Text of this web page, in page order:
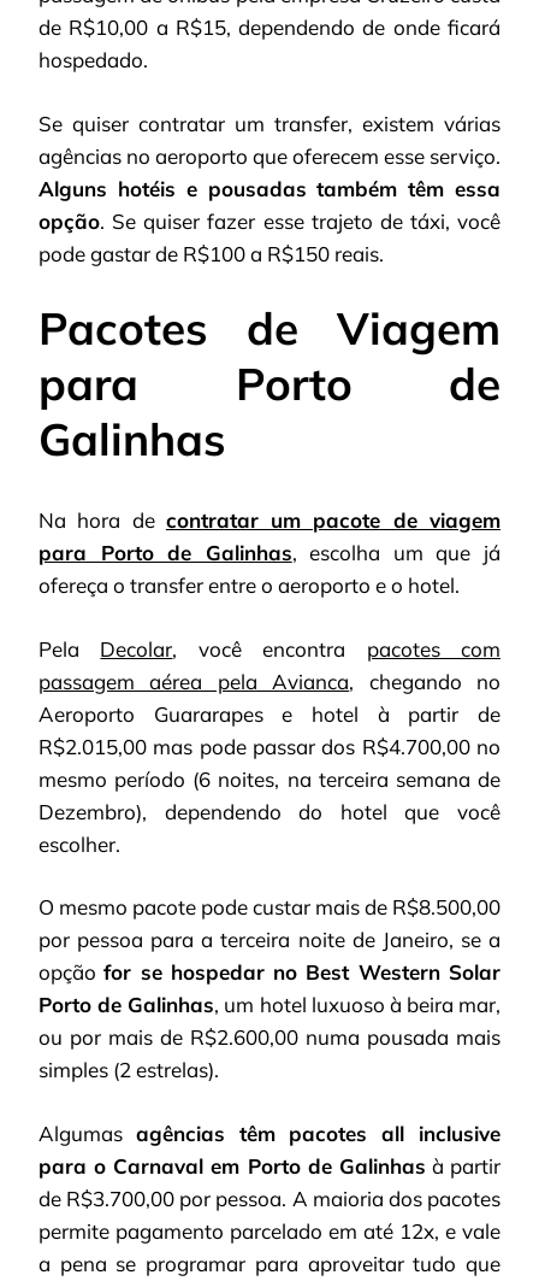
de R$10,00 a R$15, dependendo de onde ficará
hospedado.
Se quiser contratar um transfer, existem várias
agências no aeroporto que oferecem esse serviço.
Alguns hotéis e pousadas também têm essa
opção. Se quiser fazer esse trajeto de táxi, você
pode gastar de R$100 a R$150 reais.
Pacotes de Viagem
para Porto de
Galinhas
Na hora de contratar um pacote de viagem
para Porto de Galinhas, escolha um que já
ofereça o transfer entre o aeroporto e o hotel.
Pela Decolar, você encontra pacotes com
passagem aérea pela Avianca, chegando no
Aeroporto Guararapes e hotel à partir de
R$2.015,00 mas pode passar dos R$4.700,00 no
mesmo período (6 noites, na terceira semana de
Dezembro), dependendo do hotel que você
escolher.
O mesmo pacote pode custar mais de R$8.500,00
por pessoa para a terceira noite de Janeiro, se a
opçãofor se hospedar no Best Western Solar
Porto de Galinhas, um hotel luxuoso à beira mar,
ou por mais de R$2.600,00 numa pousada mais
simples (2 estrelas).
Algumas agências têm pacotes all inclusive
para o Carnaval em Porto de Galinhas à partir
de R$3.700,00 por pessoa. A maioria dos pacotes
permite pagamento parcelado em até 12x, e vale
a pena se programar para aproveitar tudo que